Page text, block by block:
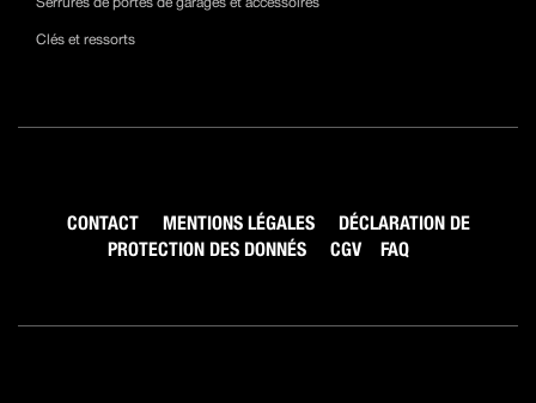
Clés et ressorts
CONTACT MENTIONS LÉGALES
DÉCLARATION DE
PROTECTION DES DONNÉS
CGV FAQ